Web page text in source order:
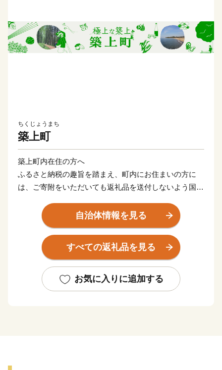
ちくじょうまち
築上町
築上町内在住の方へ
ふるさと納税の趣旨を踏まえ、町内にお住まいの方に
は、ご寄附をいただいても返礼品を送付しないよう国か
築上町は、福岡県東部の人口約1万5千人の町です。南は
大分県に隣接し、国定公園に指定されているエリアを含
め山間部が広がります。そこを源とする多くの河川が北
瀬戸内海型の比較的温暖な気候で、地震や自然災害の少
ない地域です。町の北部に主要道路と路線が走り、東九
自治体情報を見る
すべての返礼品を見る
お気に入りに追加する